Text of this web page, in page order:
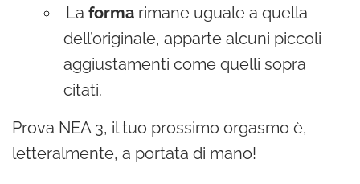
La forma rimane uguale a quella
dell’originale, apparte alcuni piccoli
aggiustamenti come quelli sopra
citati.
Prova NEA 3, il tuo prossimo orgasmo è,
letteralmente, a portata di mano!